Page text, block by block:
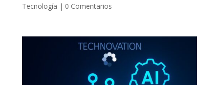
Tecnología | 0 Comentarios